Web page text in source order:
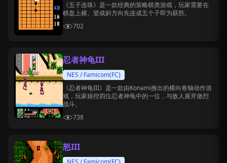
《五子连珠》是一款经典的策略棋类游戏，玩家需要在
棋盘上横、竖或斜方向先连成五个子即为获胜。
702
忍者神龟III
NES / Famicom(FC)
《忍者神龟III》是一款由Konami推出的横向卷轴动作游
戏，玩家操控四位忍者神龟中的一位，与敌人展开激烈
战斗。
738
怒III